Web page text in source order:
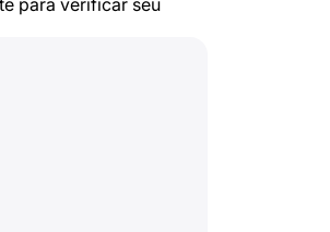
para verificar seu